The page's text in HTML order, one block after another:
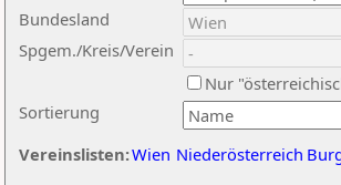
Sortierung
Bundesland
Spgem./Kreis/Verein
Nur
Vereinslisten:Wien Niederösterreich